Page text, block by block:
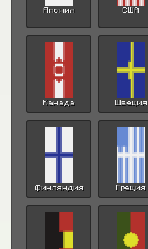
Япония США
Канада Швеция
Финляндия Греция